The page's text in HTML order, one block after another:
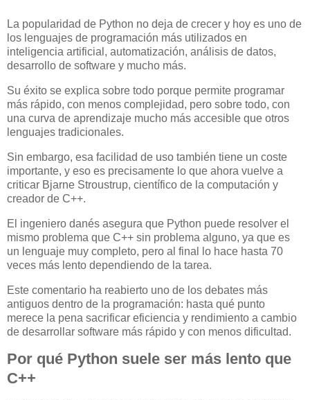
La popularidad de Python no deja de crecer y hoy es uno de
los lenguajes de programación más utilizados en
inteligencia artificial, automatización, análisis de datos,
desarrollo de software y mucho más.
Su éxito se explica sobre todo porque permite programar
más rápido, con menos complejidad, pero sobre todo, con
una curva de aprendizaje mucho más accesible que otros
lenguajes tradicionales.
Sin embargo, esa facilidad de uso también tiene un coste
importante, y eso es precisamente lo que ahora vuelve a
criticar Bjarne Stroustrup, científico de la computación y
creador de C++.
El ingeniero danés asegura que Python puede resolver el
mismo problema que C++ sin problema alguno, ya que es
un lenguaje muy completo, pero al final lo hace hasta 70
veces más lento dependiendo de la tarea.
Este comentario ha reabierto uno de los debates más
antiguos dentro de la programación: hasta qué punto
merece la pena sacrificar eficiencia y rendimiento a cambio
de desarrollar software más rápido y con menos dificultad.
Por qué Python suele ser más lento que
C++